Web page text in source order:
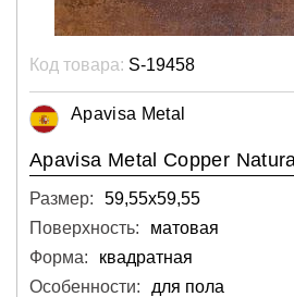
Код товара: S-19458
Apavisa Metal
Apavisa Metal Copper
Размер:
59,55х59,55
Поверхность:
матовая
Форма:
квадратная
Особенности:
для пола